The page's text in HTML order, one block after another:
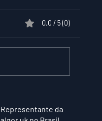
0.0 / 5 (0)
Representante da